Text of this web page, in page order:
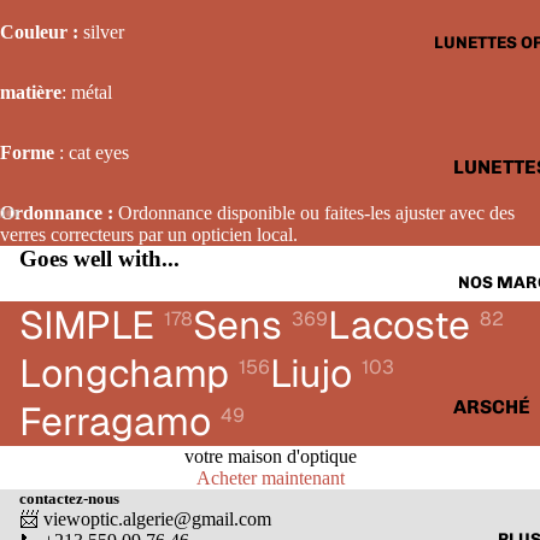
LUNETTES
HOMME
FEMME
NOS
ARSCHÉ
CARTIER
Couleur : silver
matière: métal
Forme : cat eyes
Ordonnance : Ordonnance disponible ou faites-les ajuster avec des
verres correcteurs par un opticien local.
Goes well with...
SIMPLE 178Sens 369Lacoste 82
Longchamp 156Liujo 103
Ferragamo 49
votre maison d'optique
Acheter maintenant
contactez-nous
📨 viewoptic.algerie@gmail.com